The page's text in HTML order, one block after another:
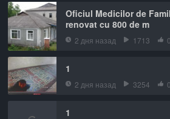
Oficiul Medicilor de
renovat cu 800 de m
2 дня назад 1713 0
1
2 дня назад 3254 0
1